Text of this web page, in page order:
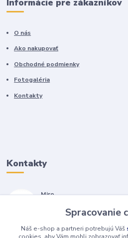
Informácie pre zákazníkov
O nás
Ako nakupovať
Obchodné podmienky
Fotogaléria
Kontakty
Kontakty
Miro
(Po-Pia, 7-17 hod.)
isopneumatiky@isopneumatiky.sk
Spracovanie
Náš e-shop a partneri potrebujú Váš
cookies, aby Vám mohli zobrazovať